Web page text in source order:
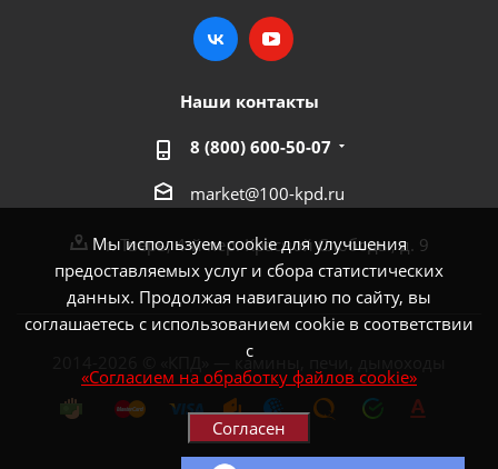
Мы используем cookie для улучшения
предоставляемых услуг и сбора статистических
данных. Продолжая навигацию по сайту, вы
соглашаетесь с использованием cookie в соответствии
с
«Согласием на обработку файлов cookie»
Согласен
Наши контакты
8 (800) 600-50-07
market@100-kpd.ru
г. Тверь, 4-й пер. Красной Слободы, д. 9
2014-2026 © «КПД» — камины, печи, дымоходы